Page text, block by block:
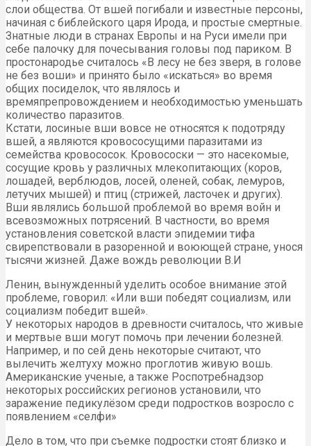
слои общества. От вшей погибали и известные персоны,
начиная с библейского царя Ирода, и простые смертные.
Знатные люди в странах Европы и на Руси имели при
себе палочку для почесывания головы под париком. В
простонародье считалось «В лесу не без зверя, в голове
не без воши» и принято было «искаться» во время
общих посиделок, что являлось и
времяпрепровождением и необходимостью уменьшать
количество паразитов.
Кстати, лосиные вши вовсе не относятся к подотряду
вшей, а являются кровососущими паразитами из
семейства кровососок. Кровососки — это насекомые,
сосущие кровь у различных млекопитающих (коров,
лошадей, верблюдов, лосей, оленей, собак, лемуров,
летучих мышей) и птиц (стрижей, ласточек и других).
Вши являлись большой проблемой во время войн и
всевозможных потрясений. В частности, во время
установления советской власти эпидемии тифа
свирепствовали в разоренной и воюющей стране, унося
тысячи жизней. Даже вождь революции В.И
Ленин, вынужденный уделить особое внимание этой
проблеме, говорил: «Или вши победят социализм, или
социализм победит вшей».
У некоторых народов в древности считалось, что живые
и мертвые вши могут помочь при лечении болезней.
Например, и по сей день некоторые считают, что
вылечить желтуху можно проглотив живую вошь.
Американские ученые, а также Роспотребнадзор
некоторых российских регионов установили, что
заражение педикулёзом среди подростков возросло с
появлением «селфи»
Дело в том, что при съемке подростки стоят близко и